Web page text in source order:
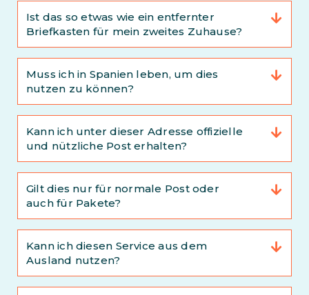
Ist das so etwas wie ein entfernter
Briefkasten für mein zweites Zuhause?
Muss ich in Spanien leben, um dies
nutzen zu können?
Kann ich unter dieser Adresse offizielle
und nützliche Post erhalten?
Gilt dies nur für normale Post oder
auch für Pakete?
Kann ich diesen Service aus dem
Ausland nutzen?